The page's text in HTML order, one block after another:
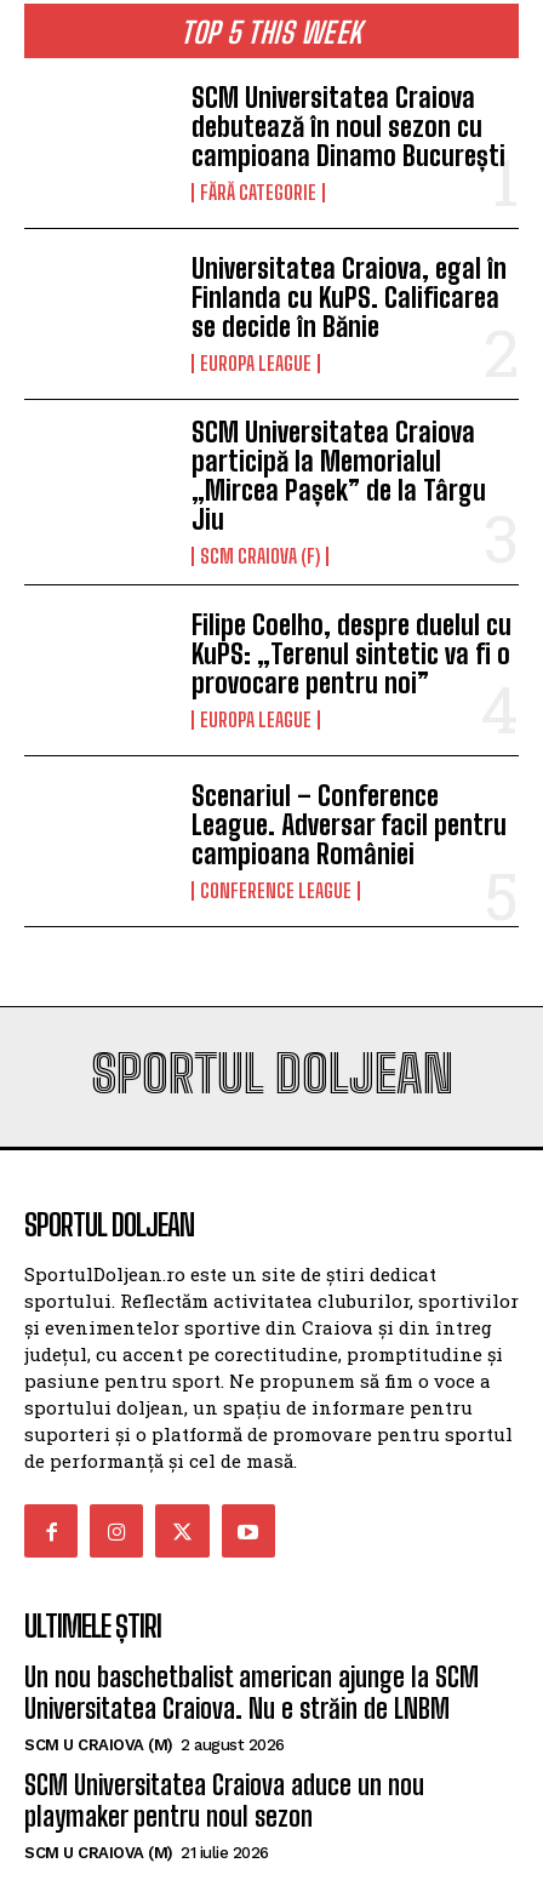
TOP 5 THIS WEEK
SCM Universitatea Craiova
debutează în noul sezon cu
campioana Dinamo București
FĂRĂ CATEGORIE
Universitatea Craiova, egal în
Finlanda cu KuPS. Calificarea
se decide în Bănie
EUROPA LEAGUE
SCM Universitatea Craiova
participă la Memorialul
„Mircea Pașek” de la Târgu
Jiu
SCM CRAIOVA (F)
Filipe Coelho, despre duelul cu
KuPS: „Terenul sintetic va fi o
provocare pentru noi”
EUROPA LEAGUE
Scenariul – Conference
League. Adversar facil pentru
campioana României
CONFERENCE LEAGUE
SPORTUL DOLJEAN
SPORTUL DOLJEAN
SportulDoljean.ro este un site de știri dedicat
sportului. Reflectăm activitatea cluburilor, sportivilor
și evenimentelor sportive din Craiova și din întreg
județul, cu accent pe corectitudine, promptitudine și
pasiune pentru sport. Ne propunem să fim o voce a
sportului doljean, un spațiu de informare pentru
suporteri și o platformă de promovare pentru sportul
de performanță și cel de masă.
ULTIMELE ȘTIRI
Un nou baschetbalist american ajunge la SCM
Universitatea Craiova. Nu e străin de LNBM
SCM U CRAIOVA (M) 2 august 2026
SCM Universitatea Craiova aduce un nou
playmaker pentru noul sezon
SCM U CRAIOVA (M) 21 iulie 2026